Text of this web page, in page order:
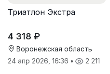
Триатлон Экстра
4 318 ₽
Воронежская область
24 апр 2026, 16:36 • 2 211